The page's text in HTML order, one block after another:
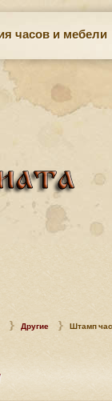
часов и мебели
Другие Штамп